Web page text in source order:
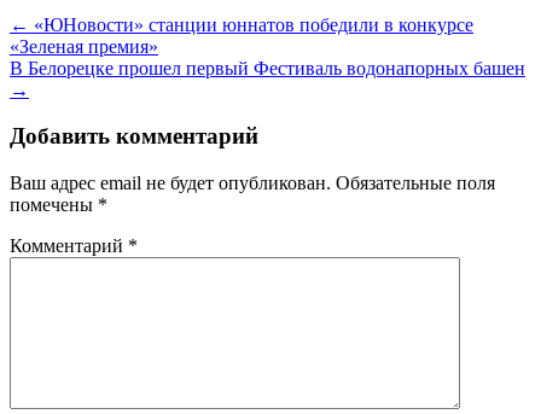
← «ЮНовости» станции юннатов победили в конкурсе
«Зеленая премия»
В Белорецке прошел первый Фестиваль водонапорных башен
→
Добавить комментарий
Ваш адрес email не будет опубликован. Обязательные поля
помечены *
Комментарий *